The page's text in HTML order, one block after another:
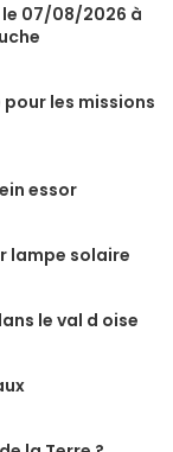
07/08/2026 à
les missions
essor
lampe solaire
le val d oise